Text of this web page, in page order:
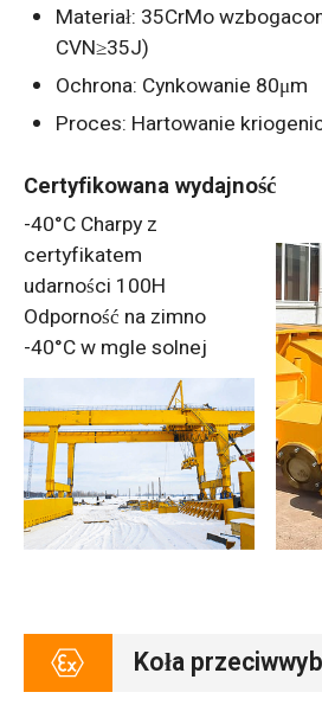
Materiał: 35CrMo
CVN≥35J)
Ochrona: Cynkowanie 80μm
Proces: Hartowanie
Certyfikowana wydajność
-40°C Charpy z
certyfikatem
udarności 100H
Odporność na zimno
-40°C w mgle solnej
Koła